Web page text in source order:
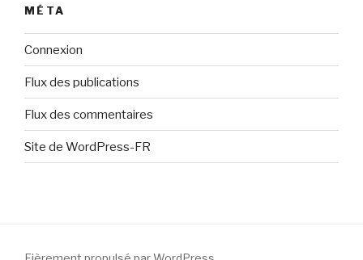
MÉTA
Connexion
Flux des publications
Flux des commentaires
Site de WordPress-FR